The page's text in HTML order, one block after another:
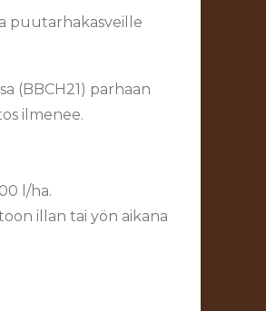
puutarhakasveille
(BBCH21) parhaan
ilmenee.
l/ha.
illan tai yön aikana